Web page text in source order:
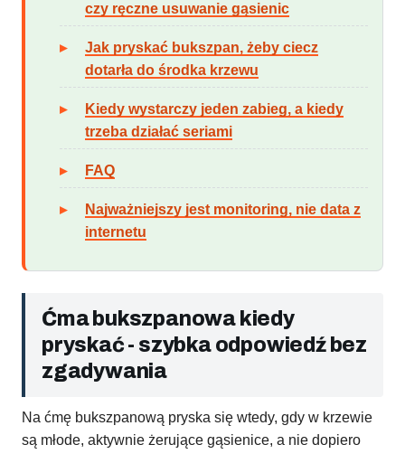
czy ręczne usuwanie gąsienic
Jak pryskać bukszpan, żeby ciecz
dotarła do środka krzewu
Kiedy wystarczy jeden zabieg, a kiedy
trzeba działać seriami
FAQ
Najważniejszy jest monitoring, nie data z
internetu
Ćma bukszpanowa kiedy
pryskać - szybka odpowiedź bez
zgadywania
Na ćmę bukszpanową pryska się wtedy, gdy w krzewie
są młode, aktywnie żerujące gąsienice, a nie dopiero